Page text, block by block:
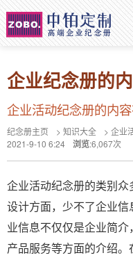
企业纪念册的
企业活动纪念册的内
纪念册主页 > 知识大全 > 企业
2021-9-10 6:24
浏览:6,067次
企业活动纪念册的类别
设计方面，少不了企业
业信息不仅仅是企业简介
产品服务等方面的介绍